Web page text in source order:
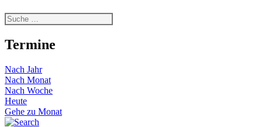
Termine
Nach Jahr
Nach Monat
Nach Woche
Heute
Gehe zu Monat